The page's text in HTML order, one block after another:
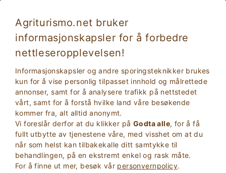
Agriturismo.net bruker
informasjonskapsler for å forbedre
nettleseropplevelsen!
Informasjonskapsler og andre sporingsteknikker brukes
kun for å vise personlig tilpasset innhold og målrettede
annonser, samt for å analysere trafikk på nettstedet
vårt, samt for å forstå hvilke land våre besøkende
kommer fra, alt alltid anonymt.
Vi foreslår derfor at du klikker på Godta alle, for å få
fullt utbytte av tjenestene våre, med visshet om at du
når som helst kan tilbakekalle ditt samtykke til
behandlingen, på en ekstremt enkel og rask måte.
For å finne ut mer, besøk vår personvernpolicy.
2Voksne
0Barn SØK